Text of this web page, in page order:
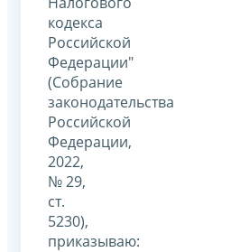
кодекса
Российской
Федерации"
(Собрание
законодательства
Российской
Федерации,
2022,
№ 29,
ст.
5230),
приказываю: